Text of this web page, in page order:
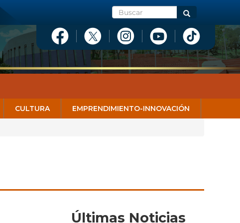
Buscar Buscar
CULTURA EMPRENDIMIENTO-INNOVACIÓN
Últimas Noticias